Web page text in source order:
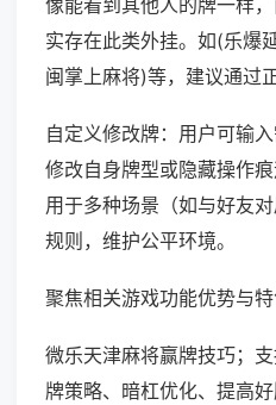
像能看到其他人的牌一样
实存在此类外挂。如(乐爆
闽掌上麻将)等，建议通过
自定义修改牌：用户可输
修改自身牌型或隐藏操作
用于多种场景（如与好友
规则，维护公平环境。
聚焦相关游戏功能优势与特
微乐天津麻将赢牌技巧；
牌策略、暗杠优化、提高